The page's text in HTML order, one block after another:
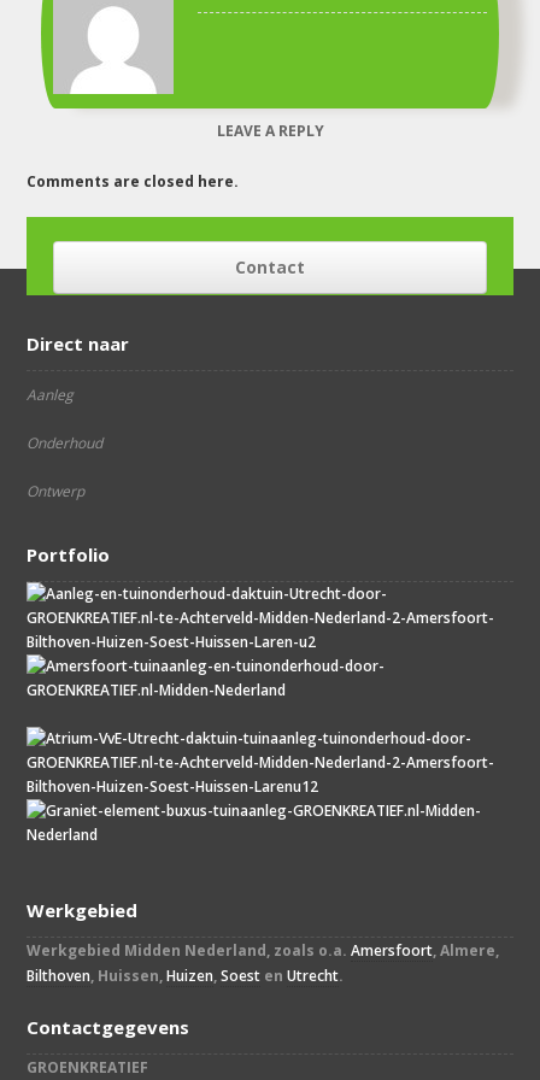
LEAVE A REPLY
Comments are closed here.
Contact
Direct naar
Aanleg
Onderhoud
Ontwerp
Portfolio
Werkgebied
Werkgebied Midden Nederland, zoals o.a. Amersfoort, Almere,
Bilthoven, Huissen,Huizen,Soest en Utrecht.
Contactgegevens
GROENKREATIEF